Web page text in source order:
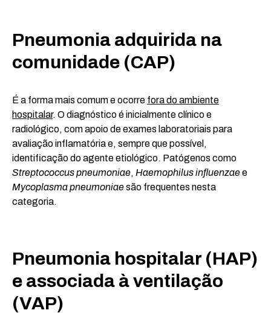
Pneumonia adquirida na
comunidade (CAP)
É a forma mais comum e ocorre fora do ambiente
hospitalar. O diagnóstico é inicialmente clínico e
radiológico, com apoio de exames laboratoriais para
avaliação inflamatória e, sempre que possível,
identificação do agente etiológico. Patógenos como
Streptococcus pneumoniae, Haemophilus influenzaee
Mycoplasma pneumoniaesão frequentes nesta
categoria.
Pneumonia hospitalar (HAP)
e associada à ventilação
(VAP)